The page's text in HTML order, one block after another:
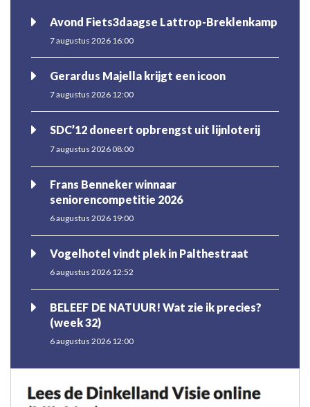
Avond Fiets3daagse Lattrop-Breklenkamp
7 augustus 2026 16:00
Gerardus Majella krijgt een icoon
7 augustus 2026 12:00
SDC’12 doneert opbrengst uit lijnloterij
7 augustus 2026 08:00
Frans Benneker winnaar
seniorencompetitie 2026
6 augustus 2026 19:00
Vogelhotel vindt plek in Palthestraat
6 augustus 2026 12:52
BELEEF DE NATUUR! Wat zie ik precies?
(week 32)
6 augustus 2026 12:00